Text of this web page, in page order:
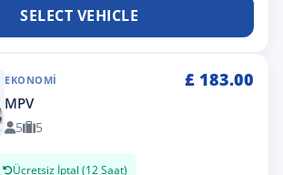
SELECT VEHICLE
EKONOMI £ 183.00
MPV
5 5
Ücretsiz İptal (12 Saat)